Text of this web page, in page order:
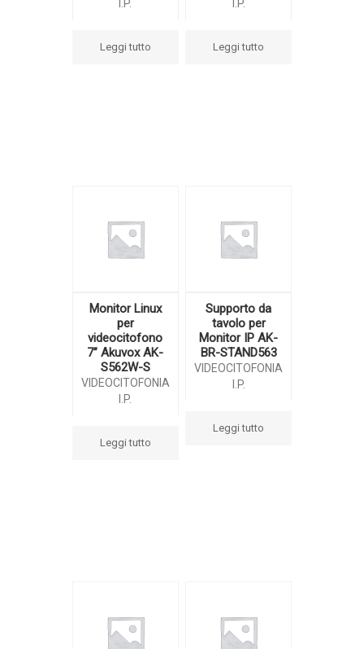
I.P.
Leggi tutto
I.P.
Leggi tutto
Monitor Linux
per
videocitofono
7” Akuvox AK-
S562W-S
VIDEOCITOFONIA
I.P.
Leggi tutto
Supporto da
tavolo per
Monitor IP AK-
BR-STAND563
VIDEOCITOFONIA
I.P.
Leggi tutto